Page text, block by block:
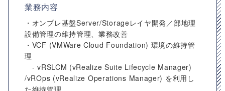
業務内容
・オンプレ基盤Server/Storageレイヤ開発／部地理
設備管理の維持管理、業務改善
・VCF (VMWare Cloud Foundation) 環境の維持管
理
- vRSLCM (vRealize Suite Lifecycle Manager)
/vROps (vRealize Operations Manager) を利用し
た維持管理